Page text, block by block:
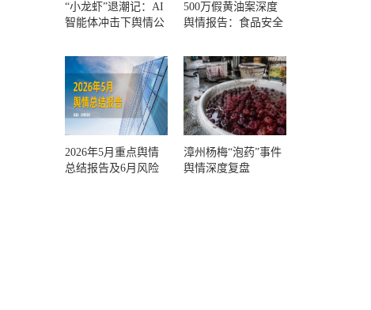
“小龙虾”退潮记：AI
智能体冲击下舆情公
500万假黄油案深度
舆情报告：食品安全
一环？
2026年5月重点舆情
总结报告及6月风险
漳州杨梅“泡药”事件
舆情深度复盘